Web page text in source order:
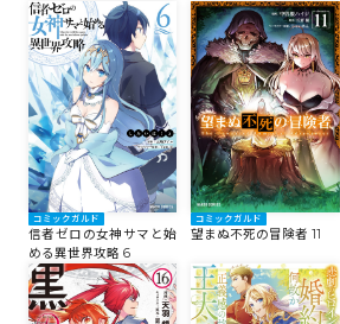
コミックガルド
信者ゼロの女神サマと始
める異世界攻略 6
コミックガルド
望まぬ不死の冒険者 11